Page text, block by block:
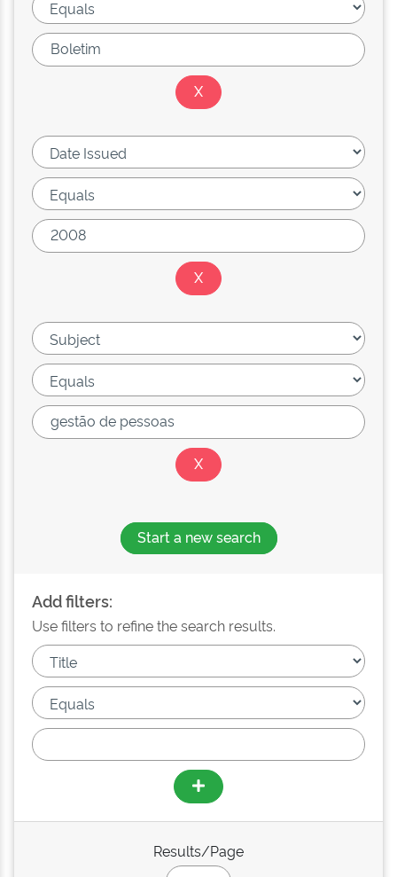
Start a new search
Add filters:
Use filters to refine the search results.
Results/Page